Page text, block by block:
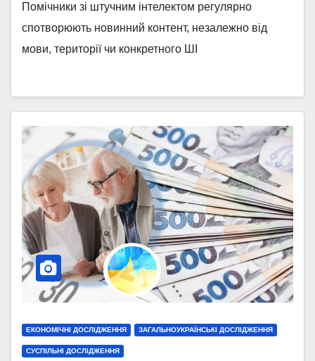
Помічники зі штучним інтелектом регулярно
спотворюють новинний контент, незалежно від
мови, території чи конкретного ШІ
ЕКОНОМІЧНІ ДОСЛІДЖЕННЯ ЗАГАЛЬНОУКРАЇНСЬКІ ДОСЛІДЖЕННЯ
СУСПІЛЬНІ ДОСЛІДЖЕННЯ